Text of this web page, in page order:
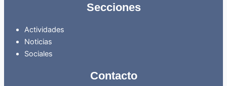
Secciones
Actividades
Noticias
Sociales
Contacto